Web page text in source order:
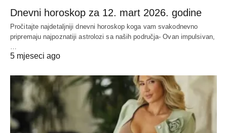
Dnevni horoskop za 12. mart 2026. godine
Pročitajte najdetaljniji dnevni horoskop koga vam svakodnevno
pripremaju najpoznatiji astrolozi sa naših područja- Ovan impulsivan,
5 mjeseci ago